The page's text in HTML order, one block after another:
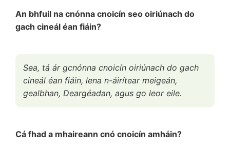
An bhfuil na cnónna cnoicín seo oiriúnach do
gach cineál éan fiáin?
Sea, tá ár gcnónna cnoicín oiriúnach do gach
cineál éan fiáin, lena n-áirítear meigeán,
gealbhan, Deargéadan, agus go leor eile.
Cá fhad a mhaireann cnó cnoicín amháin?